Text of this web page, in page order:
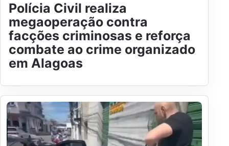
Polícia Civil realiza
megaoperação contra
facções criminosas e reforça
combate ao crime organizado
em Alagoas